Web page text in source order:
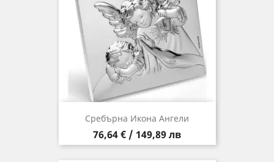
Сребърна Икона Ангели
Цена
76,64 € / 149,89 лв